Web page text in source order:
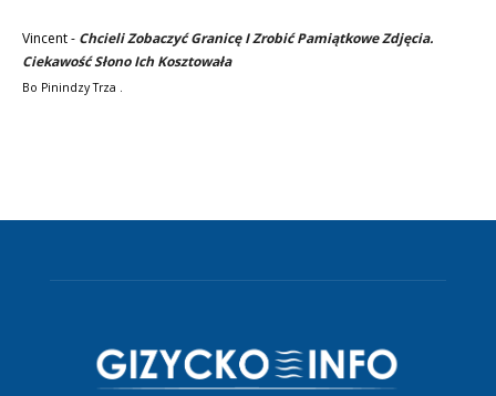
Vincent- Chcieli Zobaczyć Granicę I Zrobić Pamiątkowe Zdjęcia.
Ciekawość Słono Ich Kosztowała
Bo Pinindzy Trza .